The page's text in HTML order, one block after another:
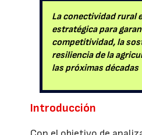
La conectividad rural
estratégica para
competitividad, la
resiliencia de la
las próximas décadas
Introducción